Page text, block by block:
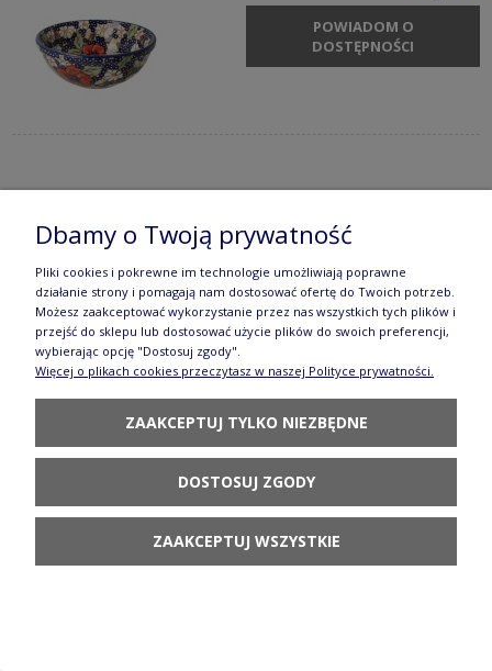
POWIADOM O
DOSTĘPNOŚCI
Bolesławcu
POWIADOM O
DOSTĘPNOŚCI
Talerz śniadaniowy Ø 21,5 cm T134 GZ39
Manufaktura w Bolesławcu Forest Line
124,90 zł
Dbamy o Twoją prywatność
Pliki cookies i pokrewne im technologie umożliwiają poprawne
działanie strony i pomagają nam dostosować ofertę do Twoich potrzeb.
Możesz zaakceptować wykorzystanie przez nas wszystkich tych plików i
przejść do sklepu lub dostosować użycie plików do swoich preferencji,
wybierając opcję "Dostosuj zgody".
Więcej o plikach cookies przeczytasz w naszej Polityce prywatności.
ZAAKCEPTUJ TYLKO NIEZBĘDNE
DOSTOSUJ ZGODY
ZAAKCEPTUJ WSZYSTKIE